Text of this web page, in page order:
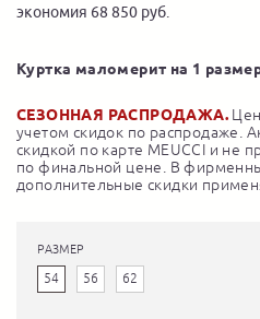
экономия 68 850 руб.
Куртка маломерит на 1
СЕЗОННАЯ РАСПРОДАЖА.
учетом скидок по распродаже.
скидкой по карте MEUCCI и не
по финальной цене. В
дополнительные скидки
РАЗМЕР
54 56 62